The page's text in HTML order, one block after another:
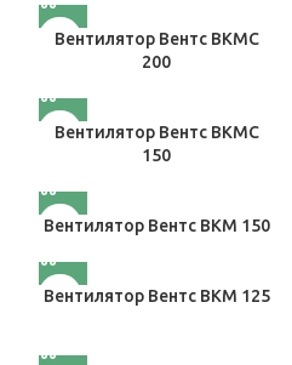
Вентилятор Вентс ВКМС
200
Вентилятор Вентс ВКМС
150
Вентилятор Вентс ВКМ 150
Вентилятор Вентс ВКМ 125